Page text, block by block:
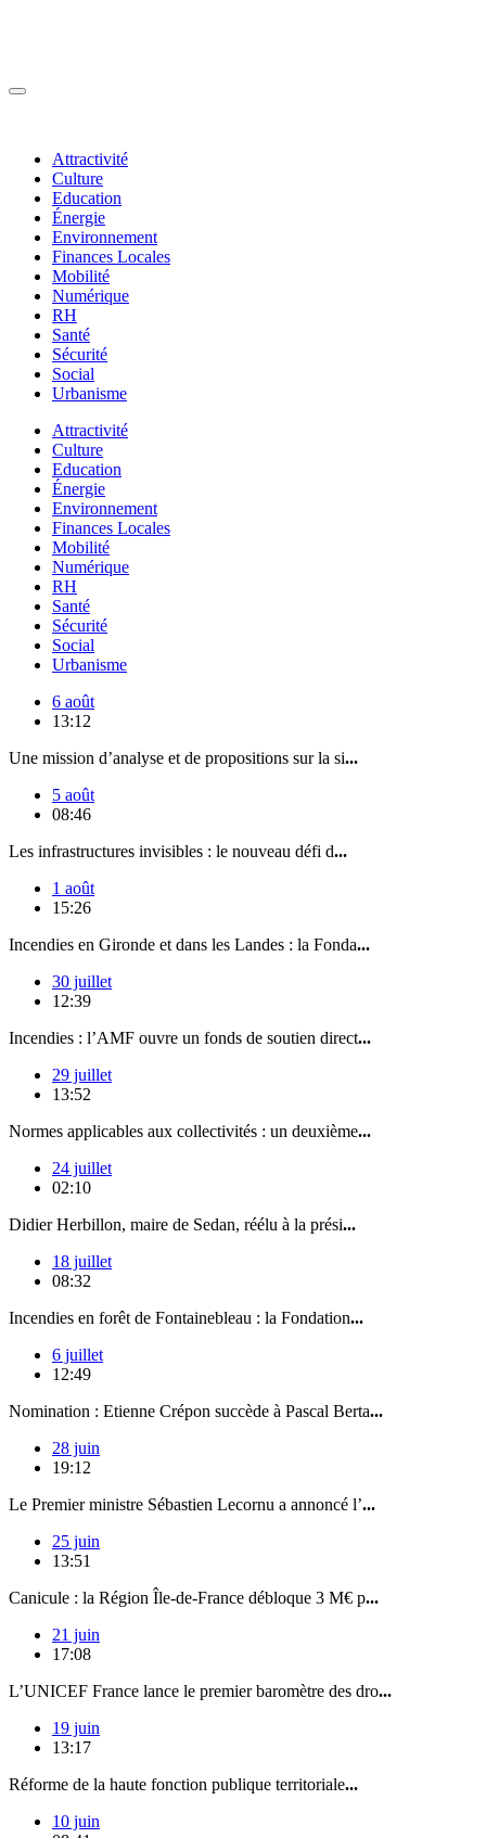
Attractivité
Culture
Education
Énergie
Environnement
Finances Locales
Mobilité
Numérique
RH
Santé
Sécurité
Social
Urbanisme
Attractivité
Culture
Education
Énergie
Environnement
Finances Locales
Mobilité
Numérique
RH
Santé
Sécurité
Social
Urbanisme
6 août
13:12
Une mission d’analyse et de propositions sur la si...
5 août
08:46
Les infrastructures invisibles : le nouveau défi d...
1 août
15:26
Incendies en Gironde et dans les Landes : la Fonda...
30 juillet
12:39
Incendies : l’AMF ouvre un fonds de soutien direct...
29 juillet
13:52
Normes applicables aux collectivités : un deuxième...
24 juillet
02:10
Didier Herbillon, maire de Sedan, réélu à la prési...
18 juillet
08:32
Incendies en forêt de Fontainebleau : la Fondation...
6 juillet
12:49
Nomination : Etienne Crépon succède à Pascal Berta...
28 juin
19:12
Le Premier ministre Sébastien Lecornu a annoncé l’...
25 juin
13:51
Canicule : la Région Île-de-France débloque 3 M€ p...
21 juin
17:08
L’UNICEF France lance le premier baromètre des dro...
19 juin
13:17
Réforme de la haute fonction publique territoriale...
10 juin